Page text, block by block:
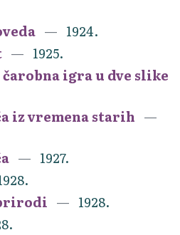
1924.
1925.
čarobna igra u dve slike
iz vremena starih
1927.
1928.